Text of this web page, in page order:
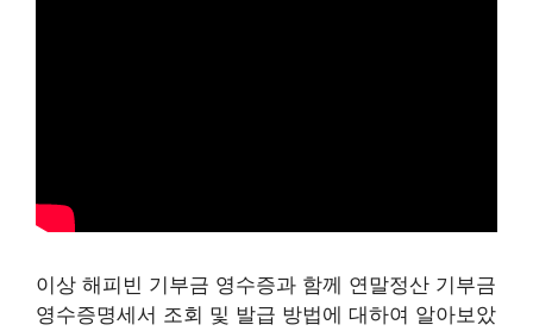
이상 해피빈 기부금 영수증과 함께 연말정산 기부금
영수증명세서 조회 및 발급 방법에 대하여 알아보았